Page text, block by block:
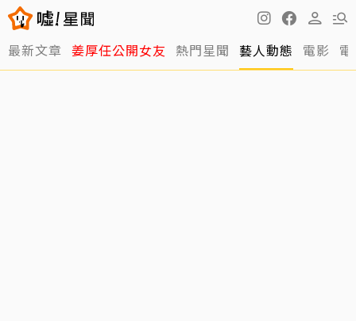
最新文章 姜厚任公開女友 熱門星聞 藝人動態 電影